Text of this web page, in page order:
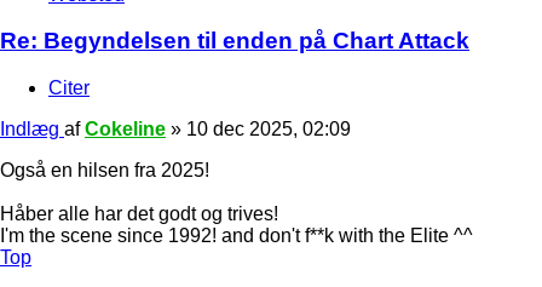
Re: Begyndelsen til enden på Chart Attack
Citer
Indlæg afCokeline » 10 dec 2025, 02:09
Også en hilsen fra 2025!
Håber alle har det godt og trives!
I'm the scene since 1992! and don't f**k with the Elite ^^
Top